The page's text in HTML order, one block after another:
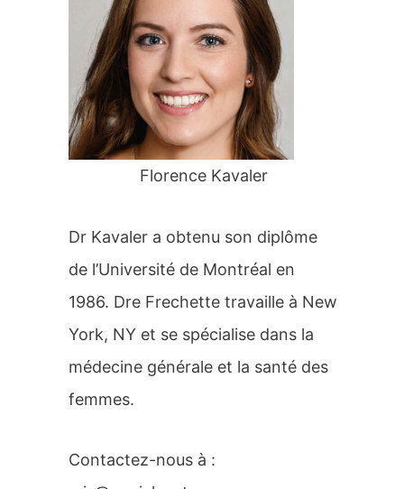
:
Florence Kavaler
Dr Kavaler a obtenu son diplôme
de l’Université de Montréal en
1986. Dre Frechette travaille à New
York, NY et se spécialise dans la
médecine générale et la santé des
femmes.
Contactez-nous à :